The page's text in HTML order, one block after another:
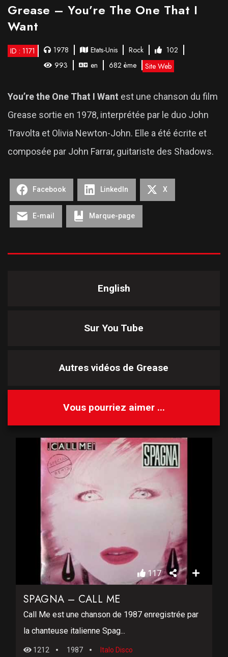
Grease – You’re The One That I
Want
ID : 1171 1978 Etats-Unis Rock
102
993
en 682 ème Site Web
You’re the One That I Want est une chanson du film
Grease sortie en 1978, interprétée par le duo John
Travolta et Olivia Newton-John. Elle a été écrite et
composée par John Farrar, guitariste des Shadows.
Facebook LinkedIn X
E-mail Marque-page
English
Sur You Tube
Autres vidéos de Grease
Vous pourriez aimer ...
117
SPAGNA – CALL ME
Call Me est une chanson de 1987 enregistrée par
la chanteuse italienne Spag...
1212 1987 Italo Disco